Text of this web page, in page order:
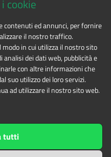
Ente di gestione delle aree
is licensed under
4.0 International
cookie
contenuti ed annunci, per fornire
il nostro traffico.
in cui utilizza il nostro sito
dei dati web, pubblicità e
con altre informazioni che
suo utilizzo dei loro servizi.
ad utilizzare il nostro sito web.
tutti